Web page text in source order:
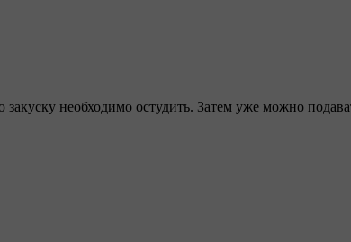
необходимо остудить. Затем уже можно